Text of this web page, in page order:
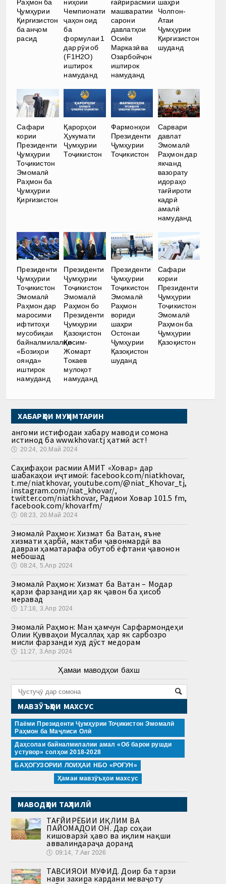
Раҳмон ба
Ҷумҳурии
Қирғизистон
ба анҷом
расид
ниҳоии
Чемпионати
ҷаҳон оид
ба
формулаи 1
дар рӯи об
(F1H2O)
иштирок
намуданд
ғайрирасмии
машваратии
сарони
давлатҳои
Осиёи
Марказӣ ва
Озарбойҷон
иштирок
намуданд
шаҳри
Чолпон-
Атаи
Ҷумҳурии
Қирғизистон
шуданд
Сафари
кории
Президенти
Ҷумҳурии
Тоҷикистон
Эмомалӣ
Раҳмон ба
Ҷумҳурии
Қирғизистон
Қарорҳои
Ҳукумати
Ҷумҳурии
Тоҷикистон
Фармонҳои
Президенти
Ҷумҳурии
Тоҷикистон
Сарвари
давлат
Эмомалӣ
Раҳмон дар
якчанд
вазорату
идораҳо
тағйироти
кадрӣ
амалӣ
намуданд
Президенти
Ҷумҳурии
Тоҷикистон
Эмомалӣ
Раҳмон дар
маросими
ифтитоҳи
мусобиқаи
байналмилалии
«Бозиҳои
оянда»
иштирок
намуданд
Президенти
Ҷумҳурии
Тоҷикистон
Эмомалӣ
Раҳмон бо
Президенти
Ҷумҳурии
Қазоқистон
Қосим-
Жомарт
Токаев
мулоқот
намуданд
Президенти
Ҷумҳурии
Тоҷикистон
Эмомалӣ
Раҳмон
вориди
шаҳри
Остонаи
Ҷумҳурии
Қазоқистон
шуданд
Сафари
кории
Президенти
Ҷумҳурии
Тоҷикистон
Эмомалӣ
Раҳмон ба
Ҷумҳурии
Қазоқистон
ХАБАРҲОИ МУҲИМТАРИН
Ҳангоми истифодаи хабару маводи сомона
истинод ба www.khovar.tj ҳатмӣ аст!
🕔 20:24, 20.Май 2024
Саҳифаҳои расмии АМИТ «Ховар» дар
шабакаҳои иҷтимоӣ: facebook.com/niatkhovar,
t.me/niatkhovar, youtube.com/@niat_Khovar_tj,
instagram.com/niat_khovar/,
twitter.com/niatkhovar, Радиои Ховар 101.5 fm,
facebook.com/khovarfm/
🕔 08:23, 20.Май 2024
Эмомалӣ Раҳмон: Хизмат ба Ватан, яъне
хизмати ҳарбӣ, мактаби ҷавонмардӣ ва
давраи ҳаматарафа обутоб ёфтани ҷавонон
мебошад
🕔 08:24, 5.Апр 2024
Эмомалӣ Раҳмон: Хизмат ба Ватан – Модар
қарзи фарзандии ҳар як ҷавон ба ҳисоб
меравад
🕔 17:18, 3.Апр 2024
Эмомалӣ Раҳмон: Ман ҳамчун Сарфармондеҳи
Олии Қувваҳои Мусаллаҳ ҳар як сарбозро
мисли фарзанди худ дӯст медорам
🕔 11:27, 3.Апр 2024
Ҳамаи маводҳои бахш
МАВЗӮЪҲОИ МАХСУС
Паёми Президенти Ҷумҳурии Тоҷикистон Эмомалӣ
Раҳмон ба Маҷлиси Олӣ
Даҳсолаи байналмилалии амал «Об барои рушди
устувор» солҳои 2018-2028
БАҲОГУЗОРИИ ЛОИҲАИ НБО «РОҒУН»
Ҳамаи мавзӯъҳои махсус
МАВОДҲОИ ТАҲЛИЛӢ
ТАҒЙИРЁБИИ ИҚЛИМ ВА
ПАЙОМАДҲОИ ОН. Дар соҳаи
кишоварзӣ ҳаво ва иқлим нақши
аввалиндараҷа доранд
🕔 09:14, 7.Авг 2026
ТАВСИЯҲОИ МУФИД. Доир ба тарзи
нави захира кардани меваҷоту